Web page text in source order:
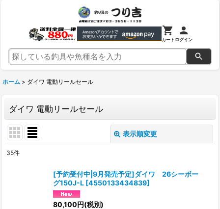
カートログイン
ホーム > ダイワ 電動リールセール
ダイワ 電動リールセール
表示順変更
35件
[予約受付中|9月発売予定]ダイワ 26シーボー
グ150J-L [4550133434839]
80,100円(税別)